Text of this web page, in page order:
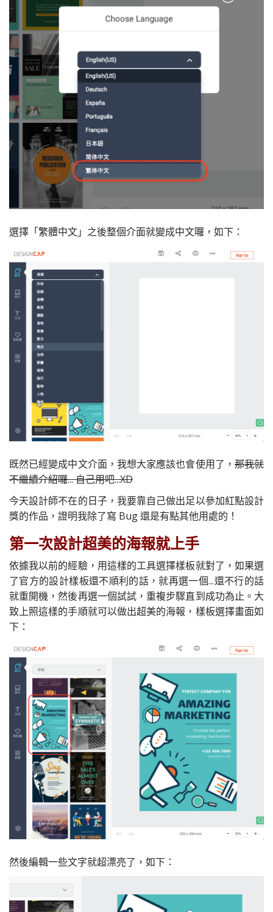
選擇「繁體中文」之後整個介面就變成中文囉，如下：
既然已經變成中文介面，我想大家應該也會使用了，那我就
不繼續介紹囉... 自己用吧...XD
今天設計師不在的日子，我要靠自己做出足以參加紅點設計
獎的作品，證明我除了寫 Bug 還是有點其他用處的！
第一次設計超美的海報就上手
依據我以前的經驗，用這樣的工具選擇樣板就對了，如果選
了官方的設計樣板還不順利的話，就再選一個...還不行的話
就重開機，然後再選一個試試，重複步驟直到成功為止。大
致上照這樣的手順就可以做出超美的海報，樣板選擇畫面如
下：
然後編輯一些文字就超漂亮了，如下：